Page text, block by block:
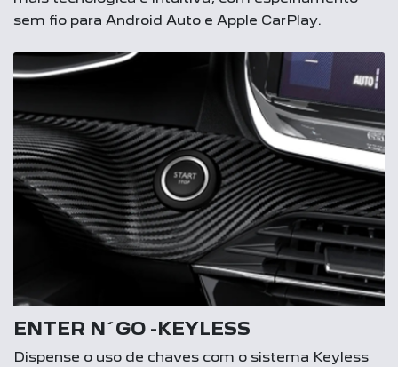
sem fio para Android Auto e Apple CarPlay.
ENTER N´GO -KEYLESS
Dispense o uso de chaves com o sistema Keyless